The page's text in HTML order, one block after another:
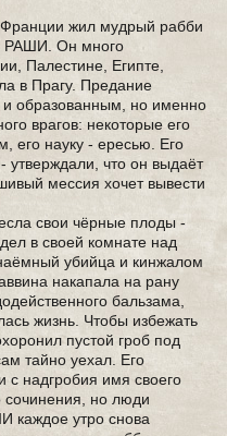
Франции жил мудрый рабби
РАШИ. Он много
Палестине, Египте,
в Прагу. Предание
и образованным, но именно
врагов: некоторые его
его науку - ересью. Его
что он выдаёт
мессия хочет вывести
свои чёрные плоды -
в своей комнате над
убийца и кинжалом
накапала на рану
бальзама,
жизнь. Чтобы избежать
пустой гроб под
тайно уехал. Его
с надгробия имя своего
сочинения, но люди
каждое утро снова